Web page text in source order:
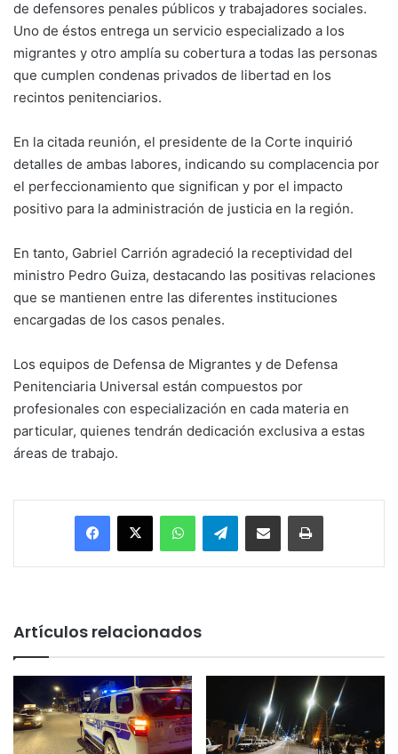
de defensores penales públicos y trabajadores sociales.
Uno de éstos entrega un servicio especializado a los
migrantes y otro amplía su cobertura a todas las personas
que cumplen condenas privados de libertad en los
recintos penitenciarios.
En la citada reunión, el presidente de la Corte inquirió
detalles de ambas labores, indicando su complacencia por
el perfeccionamiento que significan y por el impacto
positivo para la administración de justicia en la región.
En tanto, Gabriel Carrión agradeció la receptividad del
ministro Pedro Guiza, destacando las positivas relaciones
que se mantienen entre las diferentes instituciones
encargadas de los casos penales.
Los equipos de Defensa de Migrantes y de Defensa
Penitenciaria Universal están compuestos por
profesionales con especialización en cada materia en
particular, quienes tendrán dedicación exclusiva a estas
áreas de trabajo.
Facebook
X WhatsAppTelegramEnviar vía email Imprimir
Artículos relacionados